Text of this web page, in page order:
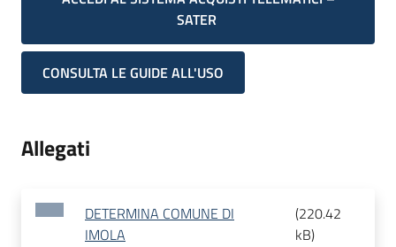
SATER
CONSULTA LE GUIDE ALL'USO
Allegati
DETERMINA COMUNE DI
IMOLA
(220.42
kB)